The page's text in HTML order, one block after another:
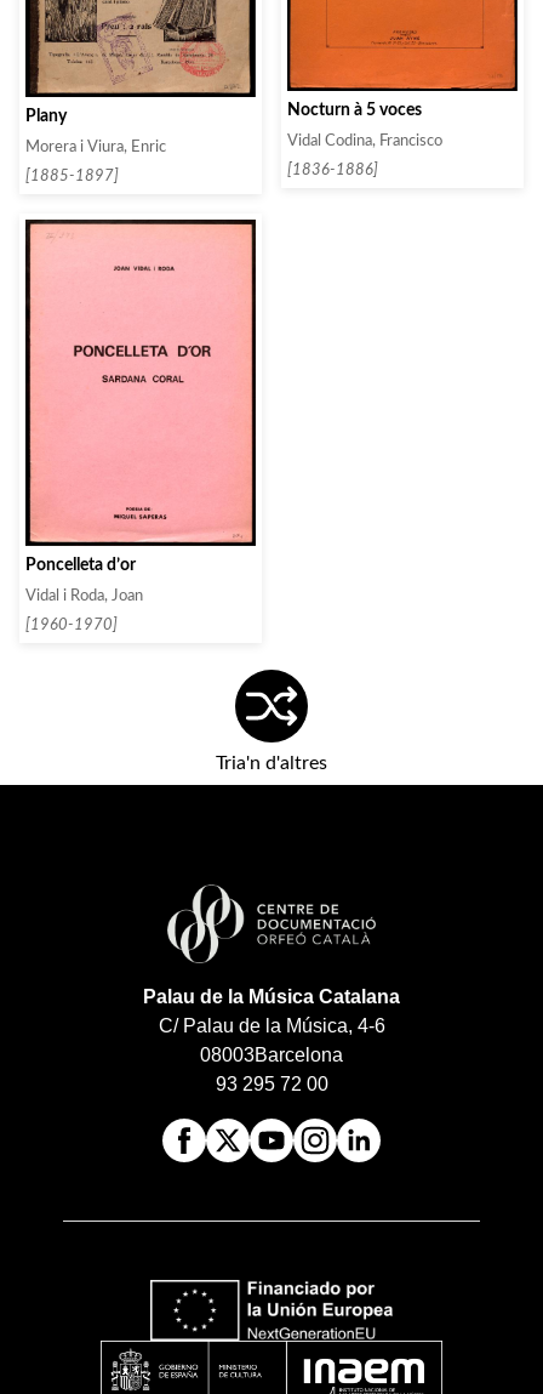
Plany
Morera i Viura, Enric
[1885-1897]
Nocturn à 5 voces
Vidal Codina, Francisco
[1836-1886]
Poncelleta d’or
Vidal i Roda, Joan
[1960-1970]
Tria'n d'altres
Palau de la Música Catalana
C/ Palau de la Música, 4-6
08003Barcelona
93 295 72 00